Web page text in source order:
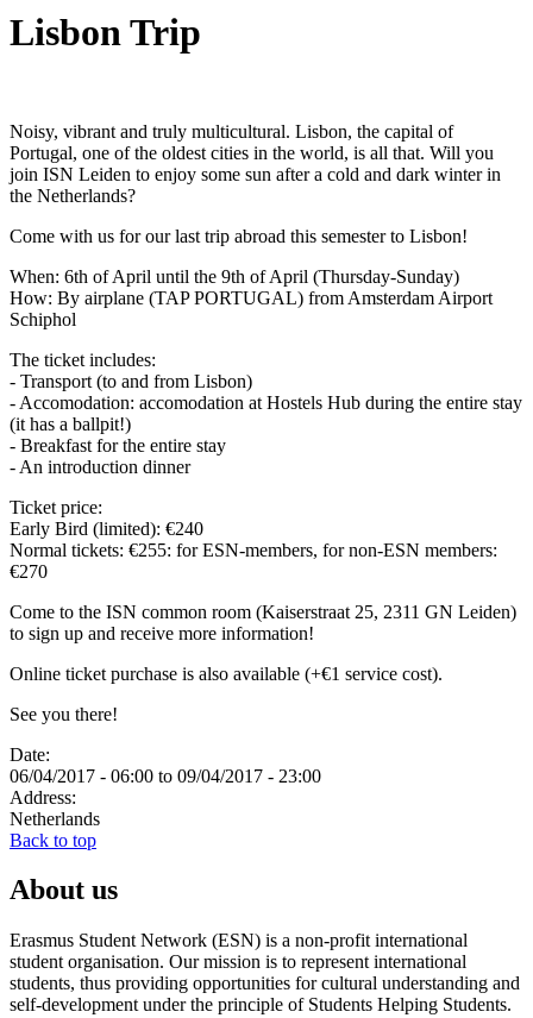
Lisbon Trip
Noisy, vibrant and truly multicultural. Lisbon, the capital of
Portugal, one of the oldest cities in the world, is all that. Will you
join ISN Leiden to enjoy some sun after a cold and dark winter in
the Netherlands?
Come with us for our last trip abroad this semester to Lisbon!
When: 6th of April until the 9th of April (Thursday-Sunday)
How: By airplane (TAP PORTUGAL) from Amsterdam Airport
Schiphol
The ticket includes:
- Transport (to and from Lisbon)
- Accomodation: accomodation at Hostels Hub during the entire stay
(it has a ballpit!)
- Breakfast for the entire stay
- An introduction dinner
Ticket price:
Early Bird (limited): €240
Normal tickets: €255: for ESN-members, for non-ESN members:
€270
Come to the ISN common room (Kaiserstraat 25, 2311 GN Leiden)
to sign up and receive more information!
Online ticket purchase is also available (+€1 service cost).
See you there!
Date:
06/04/2017 - 06:00 to 09/04/2017 - 23:00
Address:
Netherlands
Back to top
About us
Erasmus Student Network (ESN) is a non-profit international
student organisation. Our mission is to represent international
students, thus providing opportunities for cultural understanding and
self-development under the principle of Students Helping Students.